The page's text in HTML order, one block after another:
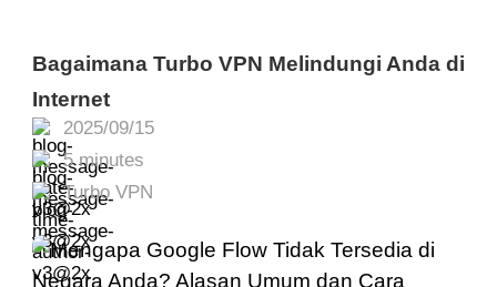
2025/09/15
5 minutes
Turbo VPN
Bagaimana Turbo VPN Melindungi Anda di
Internet